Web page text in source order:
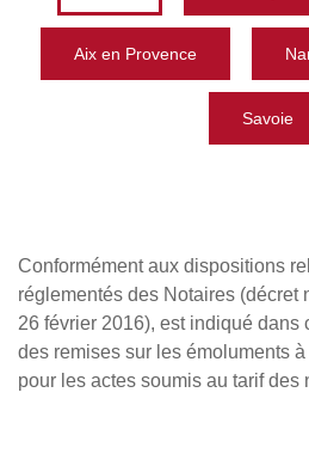
Aix en Provence
Savoie
Conformément aux dispositions
réglementés des Notaires (décret
26 février 2016), est indiqué dans
des remises sur les émoluments à
pour les actes soumis au tarif des